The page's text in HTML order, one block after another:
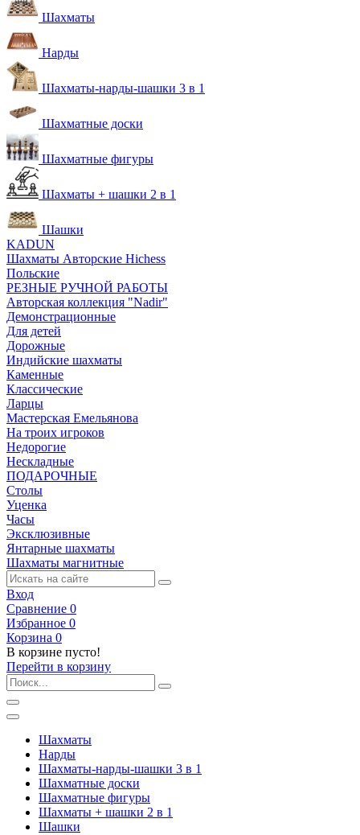
Шахматы
Нарды
Шахматы-нарды-шашки 3 в 1
Шахматные доски
Шахматные фигуры
Шахматы + шашки 2 в 1
Шашки
KADUN
Шахматы Авторские Hichess
Польские
РЕЗНЫЕ РУЧНОЙ РАБОТЫ
Авторская коллекция "Nadir"
Демонстрационные
Для детей
Дорожные
Индийские шахматы
Каменные
Классические
Ларцы
Мастерская Емельянова
На троих игроков
Недорогие
Нескладные
ПОДАРОЧНЫЕ
Столы
Уценка
Часы
Эксклюзивные
Янтарные шахматы
Шахматы магнитные
Вход
Сравнение 0
Избранное 0
Корзина 0
В корзине пусто!
Перейти в корзину
Шахматы
Нарды
Шахматы-нарды-шашки 3 в 1
Шахматные доски
Шахматные фигуры
Шахматы + шашки 2 в 1
Шашки